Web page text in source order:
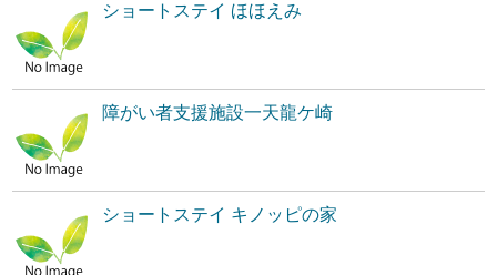
ショートステイ ほほえみ
障がい者支援施設一天龍ケ崎
ショートステイ キノッピの家